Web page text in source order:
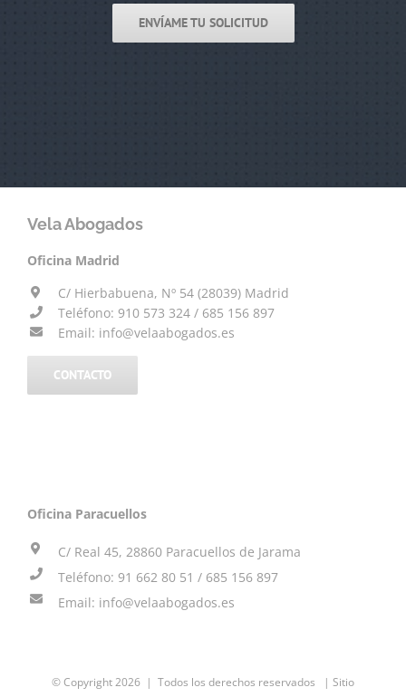
ENVÍAME TU SOLICITUD
Vela Abogados
Oficina Madrid
C/ Hierbabuena, Nº 54 (28039) Madrid
Teléfono: 910 573 324 / 685 156 897
Email: info@velaabogados.es
CONTACTO
Oficina Paracuellos
C/ Real 45, 28860 Paracuellos de Jarama
Teléfono: 91 662 80 51 / 685 156 897
Email: info@velaabogados.es
© Copyright2026 | Todos los derechos reservados | Sitio